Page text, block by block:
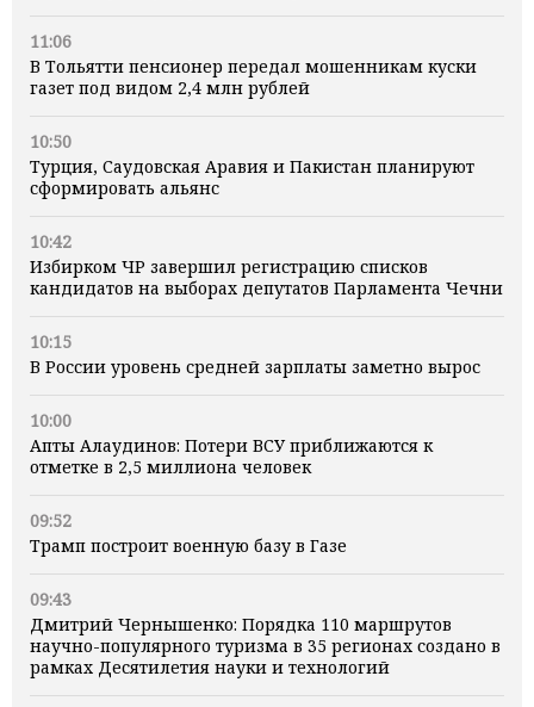
11:06
В Тольятти пенсионер передал мошенникам куски
газет под видом 2,4 млн рублей
10:50
Турция, Саудовская Аравия и Пакистан планируют
сформировать альянс
10:42
Избирком ЧР завершил регистрацию списков
кандидатов на выборах депутатов Парламента Чечни
10:15
В России уровень средней зарплаты заметно вырос
10:00
Апты Алаудинов: Потери ВСУ приближаются к
отметке в 2,5 миллиона человек
09:52
Трамп построит военную базу в Газе
09:43
Дмитрий Чернышенко: Порядка 110 маршрутов
научно-популярного туризма в 35 регионах создано в
рамках Десятилетия науки и технологий